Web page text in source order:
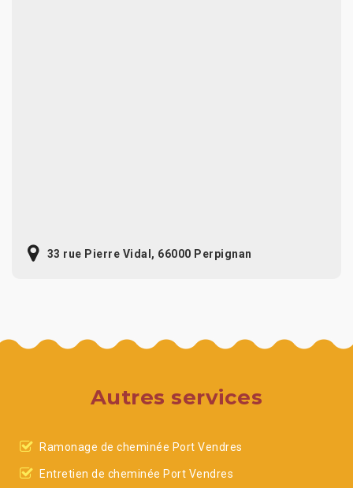
33 rue Pierre Vidal, 66000 Perpignan
Autres services
Ramonage de cheminée Port Vendres
Entretien de cheminée Port Vendres